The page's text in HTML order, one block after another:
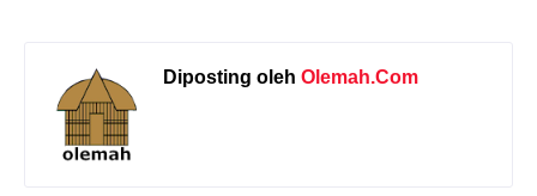
Diposting oleh Olemah.Com